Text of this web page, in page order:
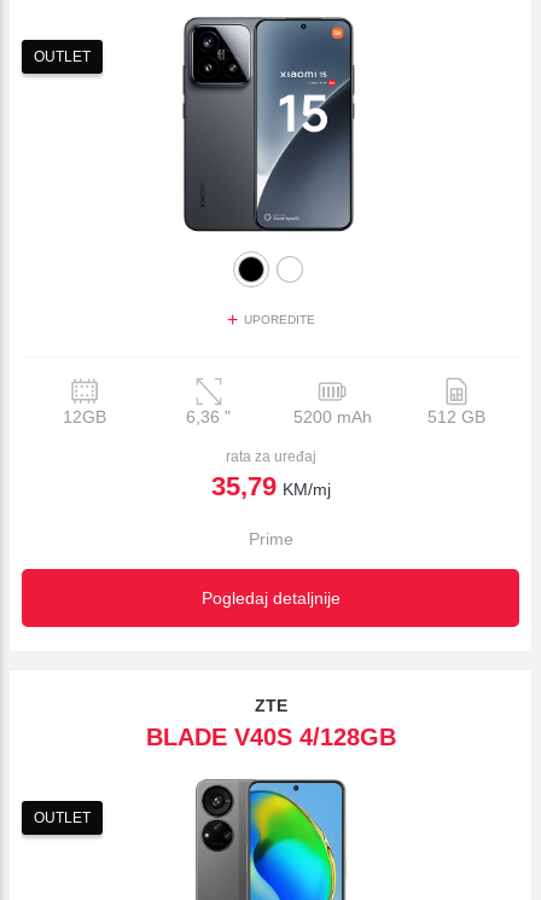
OUTLET
+ UPOREDITE
12GB 6,36 " 5200 mAh 512 GB
rata za uređaj
35,79 KM/mj
Prime
Pogledaj detaljnije
ZTE
BLADE V40S 4/128GB
OUTLET